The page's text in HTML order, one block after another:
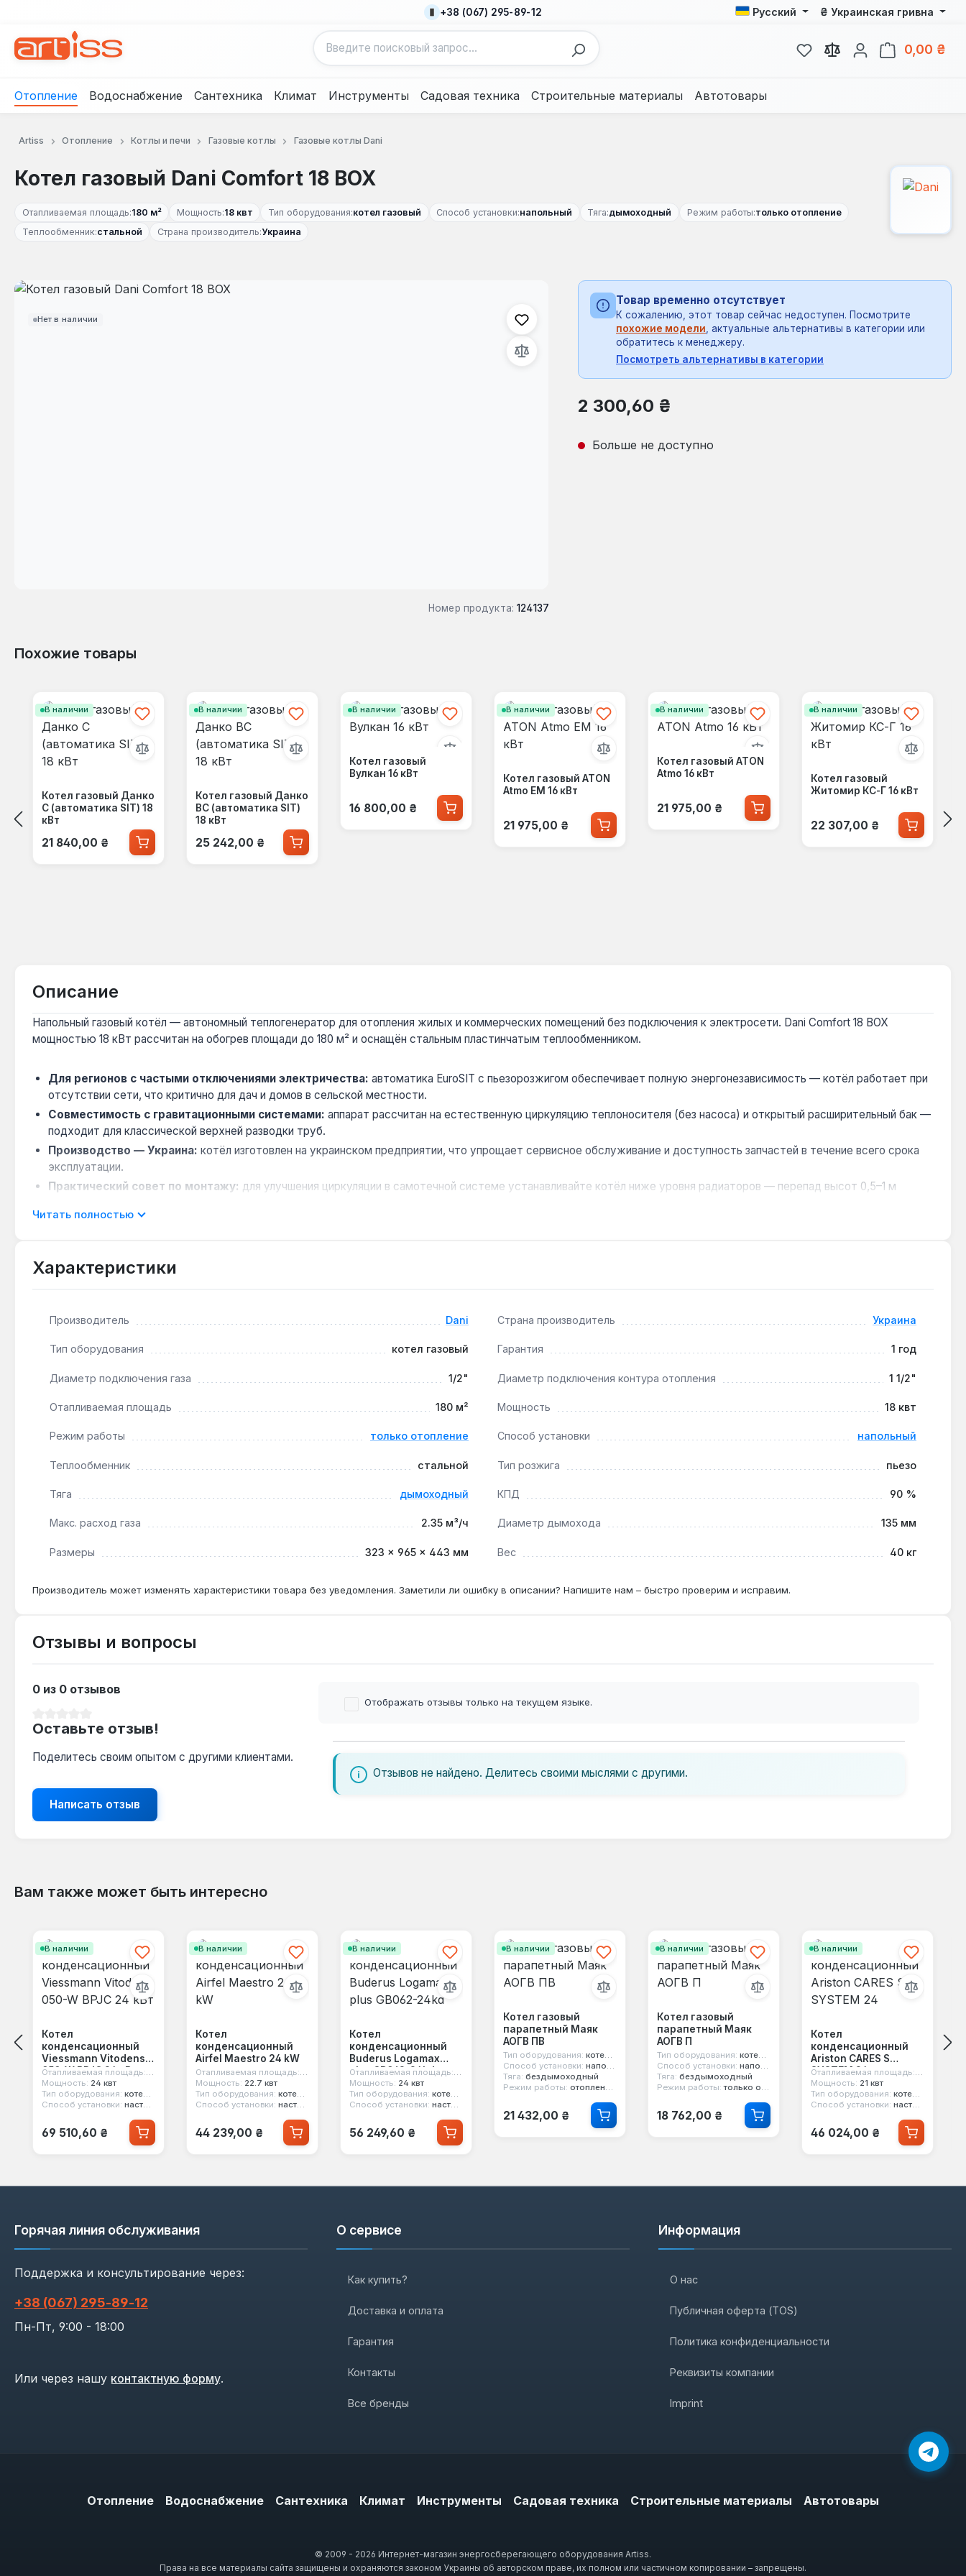
+38 (067) 295-89-12 Русский ₴ Украинская гривна
У вас есть товары из
0,00 ₴
Отопление Водоснабжение Сантехника Климат Инструменты Садовая техника Строительные материалы Автотовары
Artiss Отопление Котлы и печи Газовые котлы Газовые котлы Dani
Котел газовый Dani Comfort 18 BOX
Отапливаемая площадь:180 м² Мощность:18 квт Тип оборудования:котел газовый Способ установки:напольный Тяга:дымоходный Режим работы:только отопление
Теплообменник:стальной Страна производитель:Украина
Нет в наличии
Пропустить галерею изображений
Номер продукта: 124137
Товар временно отсутствует
К сожалению, этот товар сейчас недоступен. Посмотрите
похожие модели , актуальные альтернативы в категории или
обратитесь к менеджеру.
Посмотреть альтернативы в категории
Обычная цена:
2 300,60 ₴
Больше не доступно
Похожие товары
В наличии
Котел газовый Данко
С (автоматика SIT) 18
кВт
Обычная цена:
21 840,00 ₴
В наличии
Котел газовый Данко
ВС (автоматика SIT)
18 кВт
Обычная цена:
25 242,00 ₴
В наличии
Котел газовый
Вулкан 16 кВт
Обычная цена:
16 800,00 ₴
В наличии
Котел газовый ATON
Atmo ЕМ 16 кВт
Обычная цена:
21 975,00 ₴
В наличии
Котел газовый ATON
Atmo 16 кВт
Обычная цена:
21 975,00 ₴
В наличии
Котел газовый
Житомир КС-Г 16 кВт
Обычная цена:
22 307,00 ₴
Описание
Напольный газовый котёл — автономный теплогенератор для отопления жилых и коммерческих помещений без подключения к электросети. Dani Comfort 18 BOX
мощностью 18 кВт рассчитан на обогрев площади до 180 м² и оснащён стальным пластинчатым теплообменником.
Для регионов с частыми отключениями электричества: автоматика EuroSIT с пьезорозжигом обеспечивает полную энергонезависимость — котёл работает при
отсутствии сети, что критично для дач и домов в сельской местности.
Совместимость с гравитационными системами: аппарат рассчитан на естественную циркуляцию теплоносителя (без насоса) и открытый расширительный бак —
подходит для классической верхней разводки труб.
Производство — Украина: котёл изготовлен на украинском предприятии, что упрощает сервисное обслуживание и доступность запчастей в течение всего срока
эксплуатации.
Практический совет по монтажу: для улучшения циркуляции в самотечной системе устанавливайте котёл ниже уровня радиаторов — перепад высот 0,5–1 м
Ограничение по типу дымохода:
Котёл Dani Comfort 18 BOX предназначен для отопления частных домов площадью до 180 м², дач и небольших коммерческих помещений, где отсутствует стабильное
Подходит ли котёл для системы с принудительной циркуляцией?
Да — при наличии насоса и закрытого расширительного бака модель совместима с современными системами, но энергонезависимость сохраняется только в
Как часто нужно чистить теплообменник?
При использовании магистрального газа — раз в 2 года; при сжиженном газе или нестабильном качестве топлива — ежегодно, чтобы КПД 90 % не снижался из-за
Читать полностью
Характеристики
Производитель Dani Страна производитель Украина
Тип оборудования котел газовый Гарантия 1 год
Диаметр подключения газа 1/2" Диаметр подключения контура отопления 1 1/2"
Отапливаемая площадь 180 м² Мощность 18 квт
Режим работы только отопление Способ установки напольный
Теплообменник стальной Тип розжига пьезо
Тяга дымоходный КПД 90 %
Макс. расход газа 2.35 м³/ч Диаметр дымохода 135 мм
Размеры 323 × 965 × 443 мм Вес 40 кг
Производитель может изменять характеристики товара без уведомления. Заметили ли ошибку в описании? Напишите нам – быстро проверим и исправим.
Отзывы и вопросы
0 из 0 отзывов
Оставьте отзыв!
Поделитесь своим опытом с другими клиентами.
Написать отзыв
Отображать отзывы только на текущем языке.
Отзывов не найдено. Делитесь своими мыслями с другими.
Вам также может быть интересно
В наличии
Котел
конденсационный
Viessmann Vitodens
050-W BPJC 24 кВт
Отапливаемая площадь:240 м²
Мощность: 24 квт
Тип оборудования: котел конденсационный
Способ установки: настенный
Обычная цена:
69 510,60 ₴
В наличии
Котел
конденсационный
Airfel Maestro 24 kW
Отапливаемая площадь:240 м²
Мощность: 22.7 квт
Тип оборудования: котел конденсационный
Способ установки: настенный
Обычная цена:
44 239,00 ₴
В наличии
Котел
конденсационный
Buderus Logamax
plus GB062-24kd
Отапливаемая площадь:240 м²
Мощность: 24 квт
Тип оборудования: котел конденсационный
Способ установки: настенный
Обычная цена:
56 249,60 ₴
В наличии
Котел газовый
парапетный Маяк
АОГВ ПВ
Тип оборудования: котел парапетный
Способ установки: напольный
Тяга: бездымоходный
Режим работы: отопление и горячая вода
Обычная цена:
21 432,00 ₴
В наличии
Котел газовый
парапетный Маяк
АОГВ П
Тип оборудования: котел парапетный
Способ установки: напольный
Тяга: бездымоходный
Режим работы: только отопление
Обычная цена:
18 762,00 ₴
В наличии
Котел
конденсационный
Ariston CARES S
SYSTEM 24
Отапливаемая площадь:240 м²
Мощность: 21 квт
Тип оборудования: котел конденсационный
Способ установки: настенный
Обычная цена:
46 024,00 ₴
Горячая линия обслуживания
Поддержка и консультирование через:
+38 (067) 295‑89‑12
Пн-Пт, 9:00 - 18:00
Или через нашу контактную форму.
О сервисе
Как купить?
Доставка и оплата
Гарантия
Контакты
Все бренды
Информация
О нас
Публичная оферта (TOS)
Политика конфиденциальности
Реквизиты компании
Imprint
Отопление Водоснабжение Сантехника Климат Инструменты Садовая техника Строительные материалы Автотовары
© 2009 - 2026 Интернет-магазин энергосберегающего оборудования Artiss.
Права на все материалы сайта защищены и охраняются законом Украины об авторском праве, их полном или частичном копировании – запрещены.